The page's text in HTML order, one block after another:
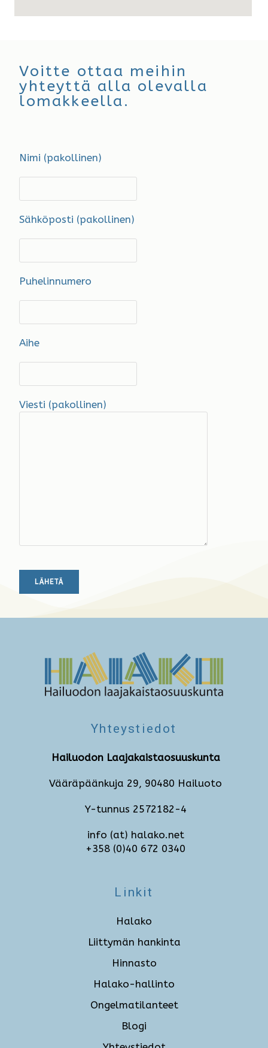
Voitte ottaa meihin
yhteyttä alla olevalla
lomakkeella.
Nimi (pakollinen)
Sähköposti (pakollinen)
Puhelinnumero
Aihe
Viesti (pakollinen)
Yhteystiedot
Hailuodon Laajakaistaosuuskunta
Vääräpäänkuja 29, 90480 Hailuoto
Y-tunnus 2572182-4
info (at) halako.net
+358 (0)40 672 0340
Linkit
Halako
Liittymän hankinta
Hinnasto
Halako-hallinto
Ongelmatilanteet
Blogi